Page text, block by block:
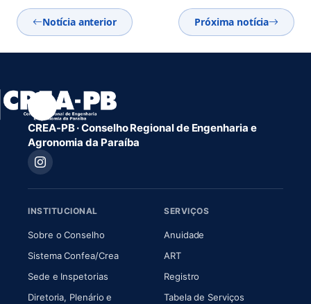
Notícia anterior Próxima notícia
CREA-PB · Conselho Regional de Engenharia e
Agronomia da Paraíba
INSTITUCIONAL
Sobre o Conselho(abre em nova aba)
Sistema Confea/Crea(abre em nova aba)
Sede e Inspetorias
Diretoria, Plenário e
SERVIÇOS
Anuidade
ART(abre em nova aba)
Registro
Tabela de Serviços